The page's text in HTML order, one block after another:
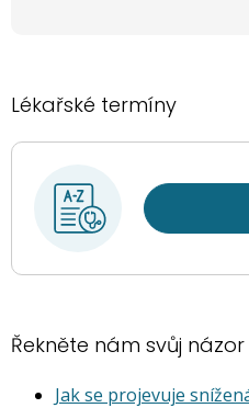
Lékařské termíny
Řekněte nám svůj názor
Jak se projevuje